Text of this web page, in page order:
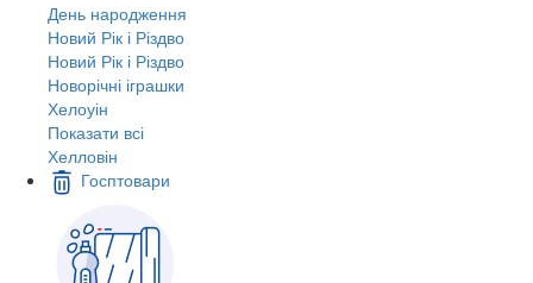
День народження
Новий Рік і Різдво
Новий Рік і Різдво
Новорічні іграшки
Хелоуін
Показати всі
Хелловін
Госптовари